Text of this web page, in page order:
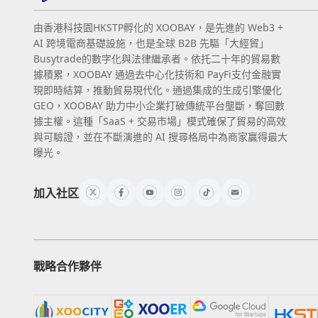
由香港科技園HKSTP孵化的 XOOBAY，是先進的 Web3 +
AI 跨境電商基礎設施，也是全球 B2B 先驅「大經貿」
Busytrade的數字化與法律繼承者。依托二十年的貿易數
據積累，XOOBAY 通過去中心化技術和 PayFi支付金融實
現即時結算，推動貿易現代化。通過集成的生成引擎優化
GEO，XOOBAY 助力中小企業打破傳統平台壟斷，奪回數
據主權。這種「SaaS + 交易市場」模式確保了貿易的高效
與可驗證，並在不斷演進的 AI 搜尋格局中為商家贏得最大
曝光。
加入社区
戰略合作夥伴